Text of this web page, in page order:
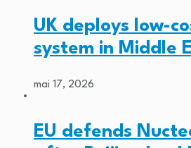
UK deploys low-
system in Middle
mai 17, 2026
EU defends